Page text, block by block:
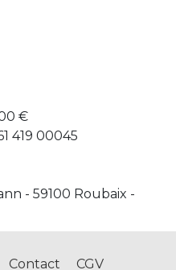
€
419 00045
- 59100 Roubaix -
Contact CGV